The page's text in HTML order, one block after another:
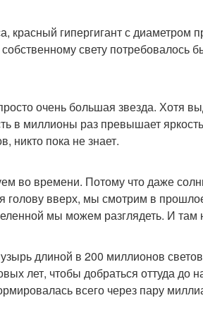
красный гипергигант с диаметром
свету потребовалось
очень большая звезда. Хотя
в миллионы раз превышает
никто пока не знает.
во времени. Потому что даже
голову вверх, мы смотрим в
мы можем разглядеть. И там
длиной в 200 миллионов
лет, чтобы добраться оттуда до
всего через пару